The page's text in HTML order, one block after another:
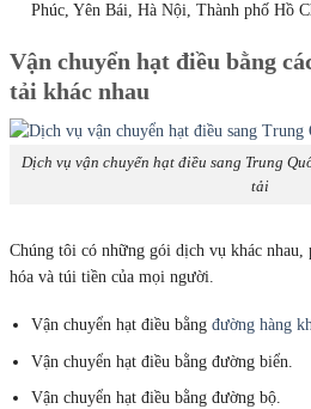
Phúc, Yên Bái, Hà Nội, Thành phố Hồ
Vận chuyển hạt điều bằng
tải khác nhau
Dịch vụ vận chuyển hạt điều sang Trung
tải
Chúng tôi có những gói dịch vụ khác nhau,
hóa và túi tiền của mọi người.
Vận chuyển hạt điều bằngđường hàng
Vận chuyển hạt điều bằng đường biển.
Vận chuyển hạt điều bằng đường bộ.